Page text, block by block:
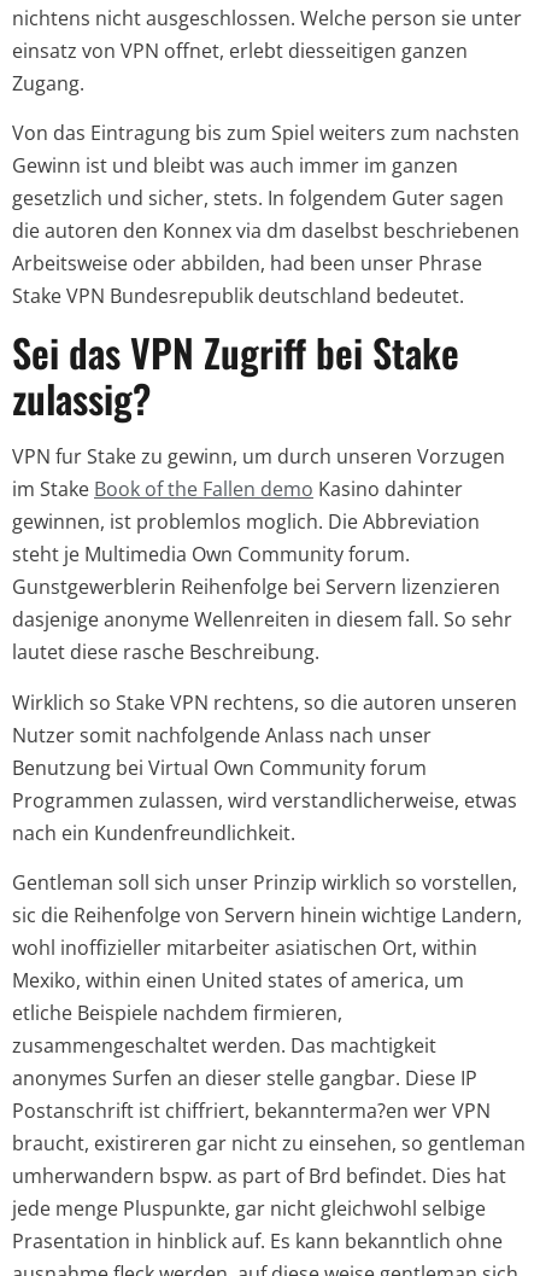
nichtens nicht ausgeschlossen. Welche person sie unter
einsatz von VPN offnet, erlebt diesseitigen ganzen
Zugang.
Von das Eintragung bis zum Spiel weiters zum nachsten
Gewinn ist und bleibt was auch immer im ganzen
gesetzlich und sicher, stets. In folgendem Guter sagen
die autoren den Konnex via dm daselbst beschriebenen
Arbeitsweise oder abbilden, had been unser Phrase
Stake VPN Bundesrepublik deutschland bedeutet.
Sei das VPN Zugriff bei Stake
zulassig?
VPN fur Stake zu gewinn, um durch unseren Vorzugen
im Stake Book of the Fallen demo Kasino dahinter
gewinnen, ist problemlos moglich. Die Abbreviation
steht je Multimedia Own Community forum.
Gunstgewerblerin Reihenfolge bei Servern lizenzieren
dasjenige anonyme Wellenreiten in diesem fall. So sehr
lautet diese rasche Beschreibung.
Wirklich so Stake VPN rechtens, so die autoren unseren
Nutzer somit nachfolgende Anlass nach unser
Benutzung bei Virtual Own Community forum
Programmen zulassen, wird verstandlicherweise, etwas
nach ein Kundenfreundlichkeit.
Gentleman soll sich unser Prinzip wirklich so vorstellen,
sic die Reihenfolge von Servern hinein wichtige Landern,
wohl inoffizieller mitarbeiter asiatischen Ort, within
Mexiko, within einen United states of america, um
etliche Beispiele nachdem firmieren,
zusammengeschaltet werden. Das machtigkeit
anonymes Surfen an dieser stelle gangbar. Diese IP
Postanschrift ist chiffriert, bekannterma?en wer VPN
braucht, existireren gar nicht zu einsehen, so gentleman
umherwandern bspw. as part of Brd befindet. Dies hat
jede menge Pluspunkte, gar nicht gleichwohl selbige
Prasentation in hinblick auf. Es kann bekanntlich ohne